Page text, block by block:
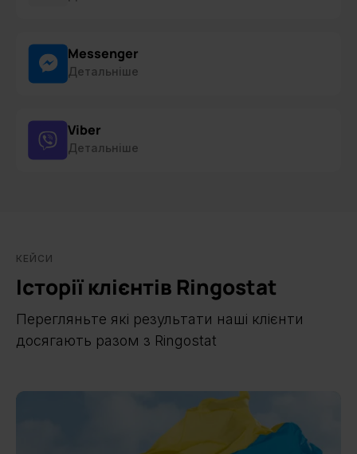
Messenger
Детальніше
Viber
Детальніше
КЕЙСИ
Історії клієнтів Ringostat
Перегляньте які результати наші клієнти
досягають разом з Ringostat